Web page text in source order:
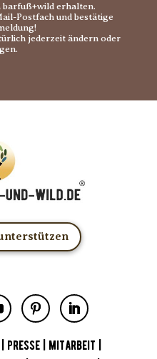
barfuß+wild erhalten.
Postfach und bestätige
jederzeit ändern oder
PRESSE| MITARBEIT